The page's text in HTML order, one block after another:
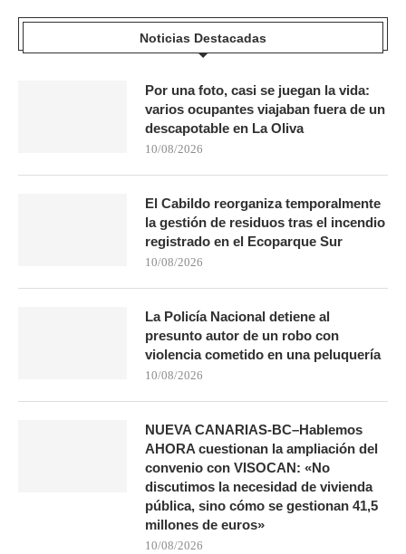
Noticias Destacadas
Por una foto, casi se juegan la vida:
varios ocupantes viajaban fuera de un
descapotable en La Oliva
10/08/2026
El Cabildo reorganiza temporalmente
la gestión de residuos tras el incendio
registrado en el Ecoparque Sur
10/08/2026
La Policía Nacional detiene al
presunto autor de un robo con
violencia cometido en una peluquería
10/08/2026
NUEVA CANARIAS-BC–Hablemos
AHORA cuestionan la ampliación del
convenio con VISOCAN: «No
discutimos la necesidad de vivienda
pública, sino cómo se gestionan 41,5
millones de euros»
10/08/2026